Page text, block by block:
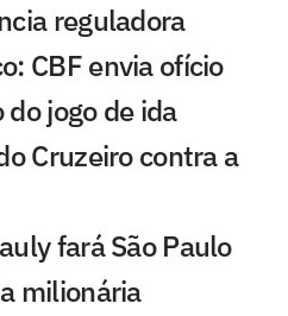
reguladora
CBF envia ofício
jogo de ida
Cruzeiro contra a
fará São Paulo
milionária